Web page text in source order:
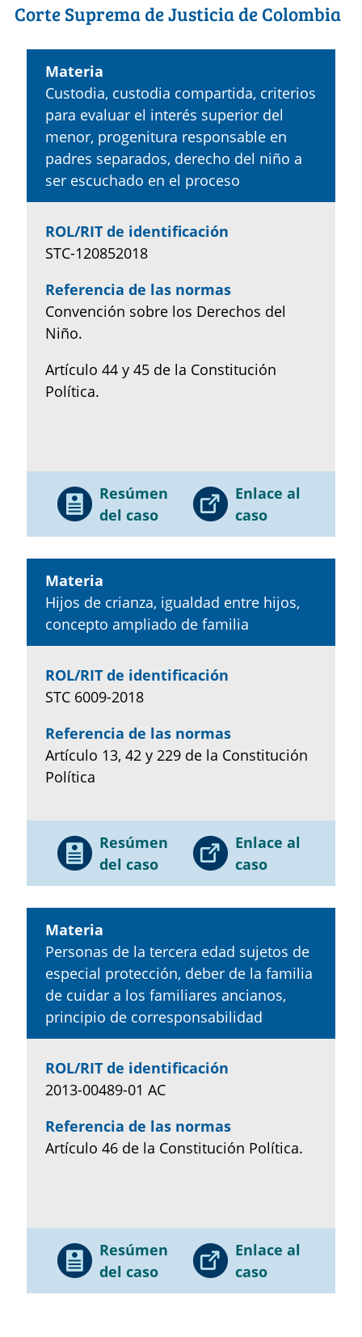
Corte Suprema de Justicia de Colombia
Materia
Custodia, custodia compartida, criterios
para evaluar el interés superior del
menor, progenitura responsable en
padres separados, derecho del niño a
ser escuchado en el proceso
ROL/RIT de identificación
STC-120852018
Referencia de las normas
Convención sobre los Derechos del
Niño.
Artículo 44 y 45 de la Constitución
Política.
Resúmen
del caso
Enlace al
caso
Materia
Hijos de crianza, igualdad entre hijos,
concepto ampliado de familia
ROL/RIT de identificación
STC 6009-2018
Referencia de las normas
Artículo 13, 42 y 229 de la Constitución
Política
Resúmen
del caso
Enlace al
caso
Materia
Personas de la tercera edad sujetos de
especial protección, deber de la familia
de cuidar a los familiares ancianos,
principio de corresponsabilidad
ROL/RIT de identificación
2013-00489-01 AC
Referencia de las normas
Artículo 46 de la Constitución Política.
Resúmen
del caso
Enlace al
caso